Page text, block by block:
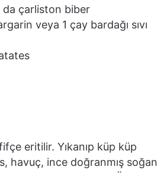
da çarliston biber
veya 1 çay bardağı sıvı
eritilir. Yıkanıp küp küp
havuç, ince doğranmış soğan